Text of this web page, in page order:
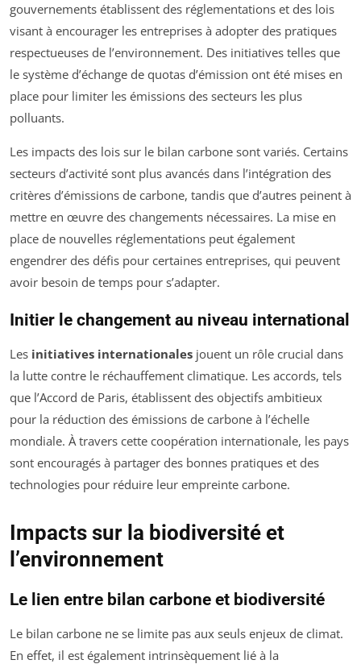
gouvernements établissent des réglementations et des lois
visant à encourager les entreprises à adopter des pratiques
respectueuses de l’environnement. Des initiatives telles que
le système d’échange de quotas d’émission ont été mises en
place pour limiter les émissions des secteurs les plus
polluants.
Les impacts des lois sur le bilan carbone sont variés. Certains
secteurs d’activité sont plus avancés dans l’intégration des
critères d’émissions de carbone, tandis que d’autres peinent à
mettre en œuvre des changements nécessaires. La mise en
place de nouvelles réglementations peut également
engendrer des défis pour certaines entreprises, qui peuvent
avoir besoin de temps pour s’adapter.
Initier le changement au niveau international
Les initiatives internationales jouent un rôle crucial dans
la lutte contre le réchauffement climatique. Les accords, tels
que l’Accord de Paris, établissent des objectifs ambitieux
pour la réduction des émissions de carbone à l’échelle
mondiale. À travers cette coopération internationale, les pays
sont encouragés à partager des bonnes pratiques et des
technologies pour réduire leur empreinte carbone.
Impacts sur la biodiversité et
l’environnement
Le lien entre bilan carbone et biodiversité
Le bilan carbone ne se limite pas aux seuls enjeux de climat.
En effet, il est également intrinsèquement lié à la